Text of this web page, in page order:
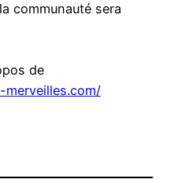
communauté sera
de